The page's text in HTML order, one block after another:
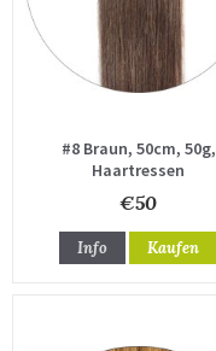
#8 Braun, 50cm, 50g,
Haartressen
€50
Info Kaufen